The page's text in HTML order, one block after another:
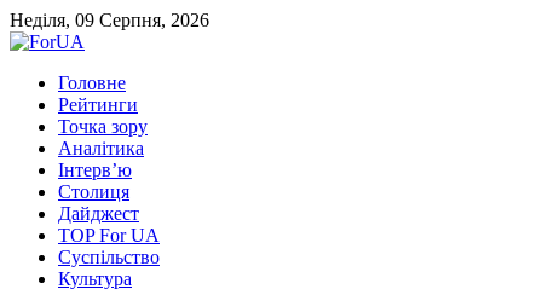
Неділя, 09 Серпня, 2026
Головне
Рейтинги
Точка зору
Аналітика
Інтерв’ю
Столиця
Дайджест
TOP For UA
Суспiльство
Культура